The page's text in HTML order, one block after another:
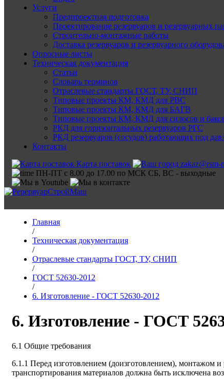
Услуги
Предпроектная подготовка
Проектирование резервуаров и резервуарных
Строительно-монтажные работы
Доставка резервуаров и резервуарного
Опросные листы
Техническая документация
Статьи
Словарь терминов
Отраслевые стандарты ГОСТ, ТУ, СНИП
Типовые проекты КМ, КМД для РВС
Типовые проекты КМ, КМД для БАГВ
Типовые проекты КМ, КМД для силосов и баков
РКД для горизонтальных резервуаров РГС
РКД резервуаров (сосудов) работающих под
Контакты
Карта поставок
zakaz@rsm-
ПН-ПТ с 8.00 до 17.00 по МСК СБ, ВС - выходные
Главная
/
Техническая документация
/
Отраслевые стандарты ГОСТ, ТУ, СНИП
/
ГОСТ 52630-2012
/
6. Изготовление - ГОСТ 52630-2012
6. Изготовление - ГОСТ
6.1 Общие требования
6.1.1 Перед изготовлением (доизготовлением), монтажом
транспортирования материалов должна быть исключена